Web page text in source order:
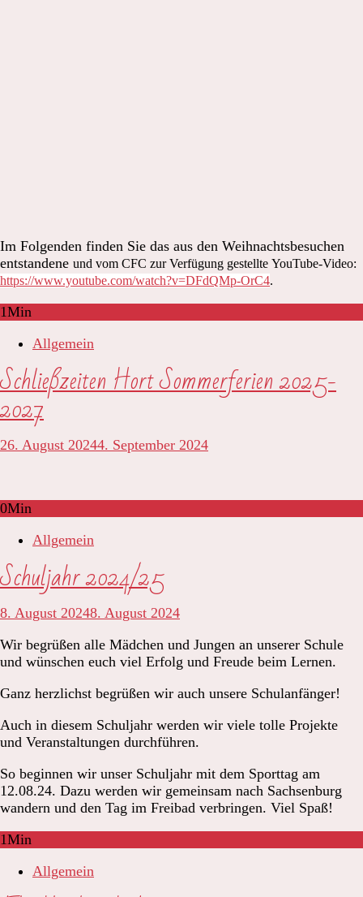
Im Folgenden finden Sie das aus den Weihnachtsbesuchen
entstandene und vom CFC zur Verfügung gestellte YouTube-Video:
https://www.youtube.com/watch?v=DFdQMp-OrC4.
1Min
Allgemein
Schließzeiten Hort Sommerferien 2025-
2027
26. August 20244. September 2024
0Min
Allgemein
Schuljahr 2024/25
8. August 20248. August 2024
Wir begrüßen alle Mädchen und Jungen an unserer Schule
und wünschen euch viel Erfolg und Freude beim Lernen.
Ganz herzlichst begrüßen wir auch unsere Schulanfänger!
Auch in diesem Schuljahr werden wir viele tolle Projekte
und Veranstaltungen durchführen.
So beginnen wir unser Schuljahr mit dem Sporttag am
12.08.24. Dazu werden wir gemeinsam nach Sachsenburg
wandern und den Tag im Freibad verbringen. Viel Spaß!
1Min
Allgemein